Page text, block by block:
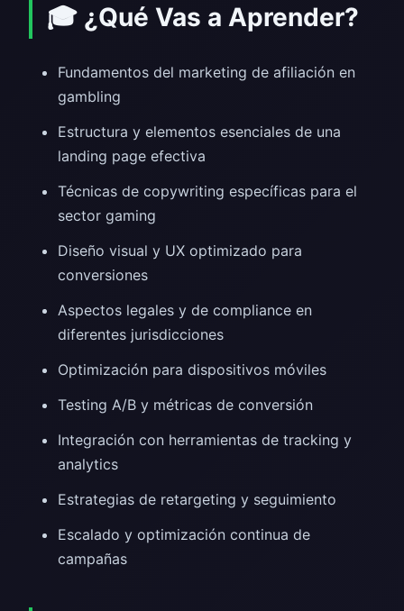
🎓 ¿Qué Vas a Aprender?
Fundamentos del marketing de afiliación en
gambling
Estructura y elementos esenciales de una
landing page efectiva
Técnicas de copywriting específicas para el
sector gaming
Diseño visual y UX optimizado para
conversiones
Aspectos legales y de compliance en
diferentes jurisdicciones
Optimización para dispositivos móviles
Testing A/B y métricas de conversión
Integración con herramientas de tracking y
analytics
Estrategias de retargeting y seguimiento
Escalado y optimización continua de
campañas